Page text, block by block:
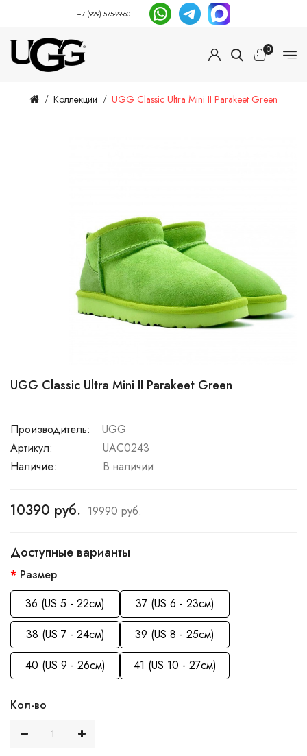
+7 (929) 575-29-60
0
Коллекции UGG Classic Ultra Mini II Parakeet Green
UGG Classic Ultra Mini II Parakeet Green
Производитель:
UGG
Артикул:
UAC0243
Наличие:
В наличии
10390 руб. 19990 руб.
Доступные варианты
Размер
36 (US 5 - 22см)
37 (US 6 - 23см)
38 (US 7 - 24см)
39 (US 8 - 25см)
40 (US 9 - 26см)
41 (US 10 - 27см)
Кол-во